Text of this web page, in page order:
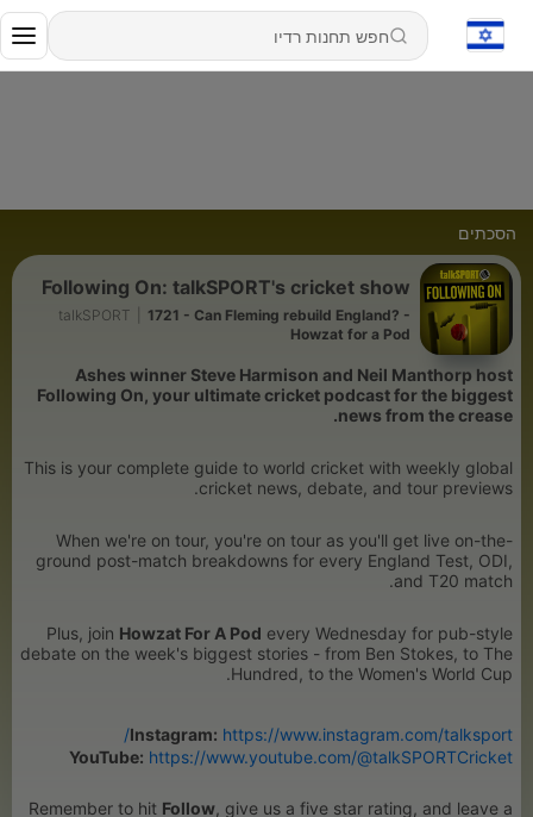
הסכתים
Following On: talkSPORT's cricket show
talkSPORT
1721 - Can Fleming rebuild England? -
Howzat for a Pod
Ashes winner Steve Harmison and Neil Manthorp host
Following On, your ultimate cricket podcast for the biggest
news from the crease.
This is your complete guide to world cricket with weekly global
cricket news, debate, and tour previews.
When we're on tour, you're on tour as you'll get live on-the-
ground post-match breakdowns for every England Test, ODI,
and T20 match.
Plus, join Howzat For A Pod every Wednesday for pub-style
debate on the week's biggest stories - from Ben Stokes, to The
Hundred, to the Women's World Cup.
Instagram: https://www.instagram.com/talksport/
YouTube: https://www.youtube.com/@talkSPORTCricket
Remember to hit Follow, give us a five star rating, and leave a